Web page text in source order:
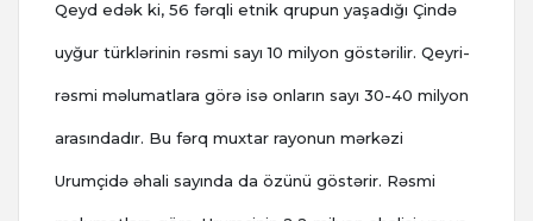
Qeyd edək ki, 56 fərqli etnik qrupun yaşadığı Çində
uyğur türklərinin rəsmi sayı 10 milyon göstərilir. Qeyri-
rəsmi məlumatlara görə isə onların sayı 30-40 milyon
arasındadır. Bu fərq muxtar rayonun mərkəzi
Urumçidə əhali sayında da özünü göstərir. Rəsmi